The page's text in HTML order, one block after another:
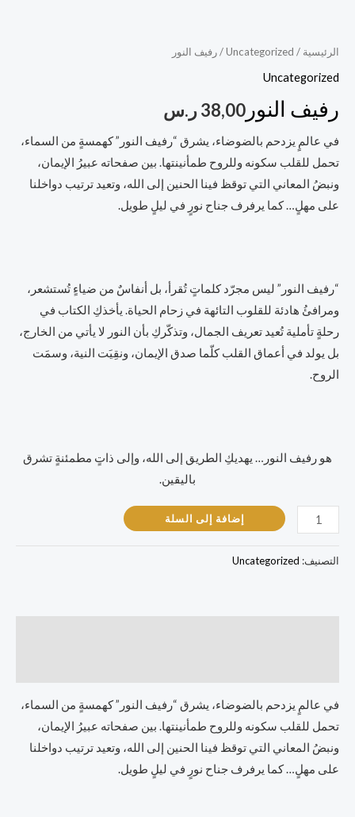
الرئيسية /
Uncategorized/ رفيف النور
Uncategorized
رفيف النور 38,00ر.س
في عالمٍ يزدحم بالضوضاء، يشرق “رفيف النور” كهمسةٍ من السماء،
تحمل للقلب سكونه وللروح طمأنينتها. بين صفحاته عبيرُ الإيمان،
ونبضُ المعاني التي توقظ فينا الحنين إلى الله، وتعيد ترتيب دواخلنا
على مهلٍ… كما يرفرف جناح نورٍ في ليلٍ طويل.
“رفيف النور” ليس مجرّد كلماتٍ تُقرأ، بل أنفاسٌ من ضياءٍ تُستشعر،
ومرافئُ هادئة للقلوب التائهة في زحام الحياة. يأخذكِ الكتاب في
رحلةٍ تأملية تُعيد تعريف الجمال، وتذكّركِ بأن النور لا يأتي من الخارج،
بل يولد في أعماق القلب كلّما صدق الإيمان، ونقِيَت النية، وسمَت
الروح.
هو رفيف النور… يهديكِ الطريق إلى الله، وإلى ذاتٍ مطمئنةٍ تشرق
باليقين.
إضافة إلى السلة
التصنيف: Uncategorized
في عالمٍ يزدحم بالضوضاء، يشرق “رفيف النور” كهمسةٍ من السماء،
تحمل للقلب سكونه وللروح طمأنينتها. بين صفحاته عبيرُ الإيمان،
ونبضُ المعاني التي توقظ فينا الحنين إلى الله، وتعيد ترتيب دواخلنا
على مهلٍ… كما يرفرف جناح نورٍ في ليلٍ طويل.